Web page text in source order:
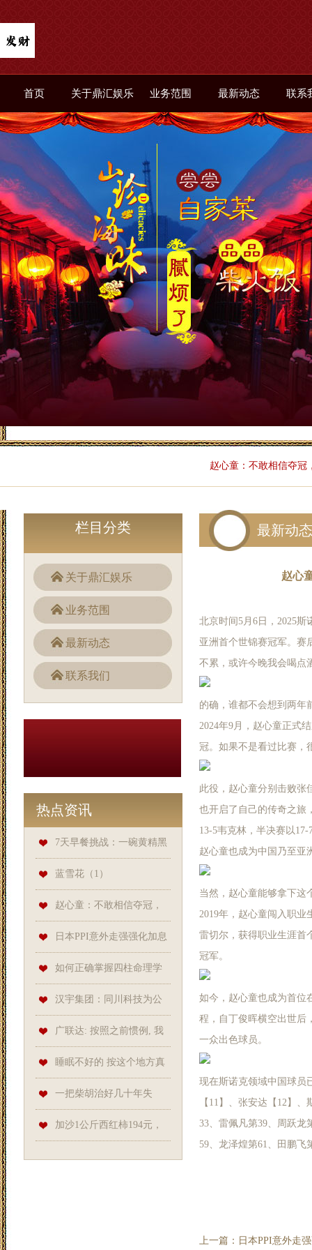
首页 关于鼎汇娱乐 业务范围 最新动态 联系
赵心童：不敢相信夺冠
栏目分类
关于鼎汇娱乐
业务范围
最新动态
联系我们
热点资讯
7天早餐挑战：一碗黄精黑
豆粥，肾气满满开启每一天！_
能量_根基_精力
蓝雪花（1）
赵心童：不敢相信夺冠，
想喝酒庆祝，禁赛复出后变得
更强大！
日本PPI意外走强强化加息
预期，美日超跌反弹
如何正确掌握四柱命理学
理论方法汉宇集团：同川科技为公
司的参股公司，目前公司持有
同川科技42.79%的股权
广联达: 按照之前惯例, 我
们披露非季度末月份的月末股
东总数
睡眠不好的 按这个地方真
的有用！
一把柴胡治好几十年失
眠，如果人人想着挣钱，就不
加沙1公斤西红柿194元，
最新动态
赵心
北京时间5月6日，2025
亚洲首个世锦赛冠军。赛
不累，或许今晚我会喝点
的确，谁都不会想到两年
2024年9月，赵心童正式
冠。如果不是看过比赛，
此役，赵心童分别击败张
也开启了自己的传奇之旅
13-5韦克林，半决赛以
赵心童也成为中国乃至亚
当然，赵心童能够拿下这
2019年，赵心童闯入职业
雷切尔，获得职业生涯首
冠军。
如今，赵心童也成为首位
程，自丁俊晖横空出世后
一众出色球员。
现在斯诺克领域中国球员
【11】、张安达【12】
33、雷佩凡第39、周跃龙
59、龙泽煌第61、田鹏飞
上一篇： 日本PPI意外走